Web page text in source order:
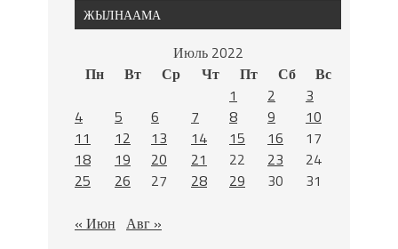
ЖЫЛНААМА
Июль 2022
Пн
Вт Ср Чт Пт Сб
Вс
1
2
3
4
5 6 7 8 9
10
11
12 13 14 15 16
17
18
19 20 21 22 23
24
25
26 27 28 29 30
31
« Июн Авг »